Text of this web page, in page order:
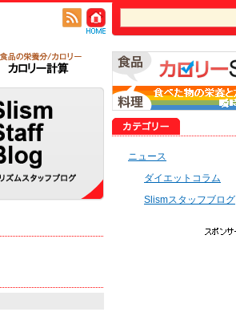
ニュース
ダイエットコラム
Slismスタッフブログ